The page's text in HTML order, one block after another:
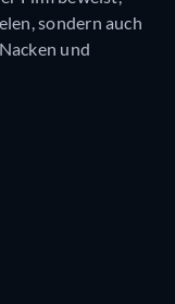
sondern auch
und